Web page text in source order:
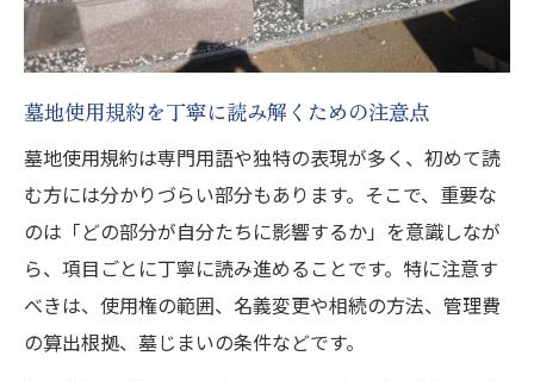
使用権や承継条件の見逃せない注意ポイン
ト
利用条件のチェックリストと実践的な対策
墓地使用規約を丁寧に読み解くための注意点
墓地使用規約は専門用語や独特の表現が多く、初めて読
む方には分かりづらい部分もあります。そこで、重要な
のは「どの部分が自分たちに影響するか」を意識しなが
ら、項目ごとに丁寧に読み進めることです。特に注意す
べきは、使用権の範囲、名義変更や相続の方法、管理費
の算出根拠、墓じまいの条件などです。